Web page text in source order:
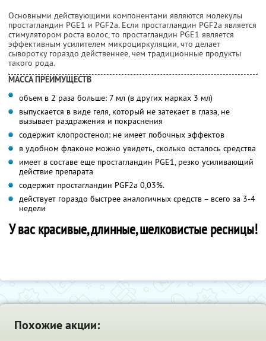
Основными действующими компонентами являются молекулы
простагландин PGE1 и PGF2a. Если простагландин PGF2a является
стимулятором роста волос, то простагландин PGE1 является
эффективным усилителем микроциркуляции, что делает
сыворотку гораздо действеннее, чем традиционные продукты
такого рода.
МАССА ПРЕИМУЩЕСТВ
объем в 2 раза больше: 7 мл (в других марках 3 мл)
выпускается в виде геля, который не затекает в глаза, не
вызывает раздражения и покраснения
содержит клопростенол: не имеет побочных эффектов
в удобном флаконе можно увидеть, сколько осталось средства
имеет в составе еще простагландин PGE1, резко усиливающий
действие препарата
содержит простагландин PGF2a 0,03%.
действует гораздо быстрее аналогичных средств – всего за 3-4
недели
У вас красивые, длинные, шелковистые ресницы!
Похожие акции: